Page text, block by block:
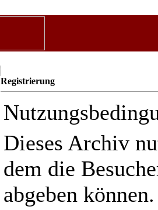
Registrierung
Dieses Archiv
dem die
abgeben